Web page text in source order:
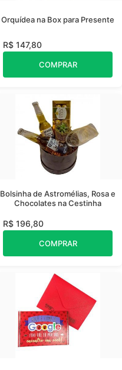
Orquídea na Box para Presente
R$ 147,80
COMPRAR
Bolsinha de Astromélias, Rosa e
Chocolates na Cestinha
R$ 196,80
COMPRAR